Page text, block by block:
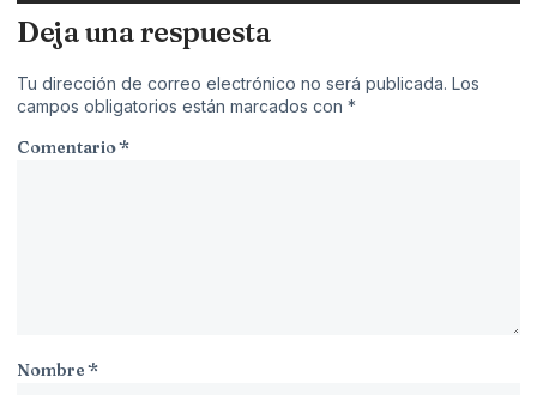
Deja una respuesta
Tu dirección de correo electrónico no será publicada. Los
campos obligatorios están marcados con *
Comentario*
Nombre*